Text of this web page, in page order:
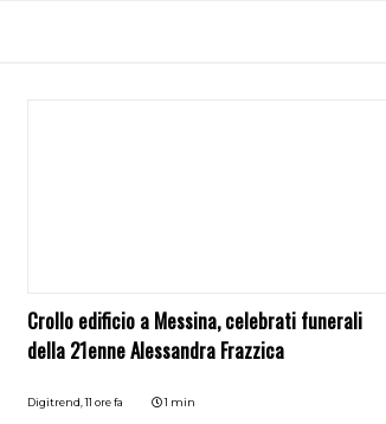
Crollo edificio a Messina, celebrati funerali
della 21enne Alessandra Frazzica
Digitrend,11 ore fa 1 min